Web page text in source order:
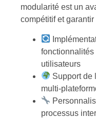
modularité est un
compétitif et garantir
fonctionnalités
utilisateurs
Support de
multi-
processus